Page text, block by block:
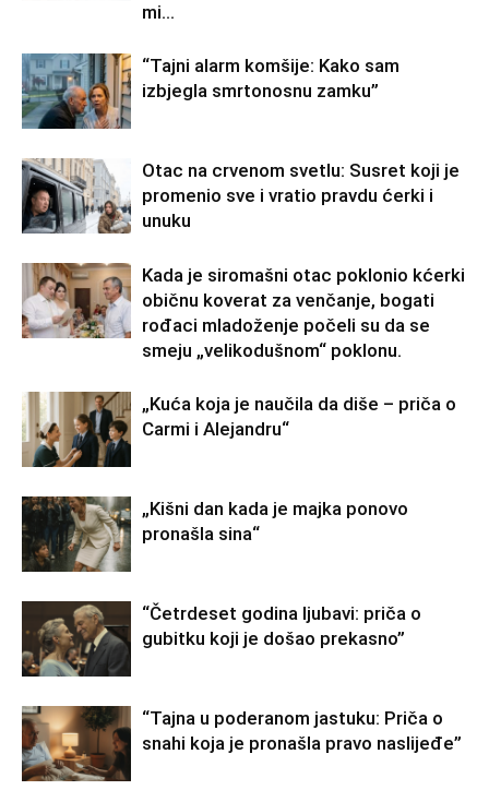
mi...
“Tajni alarm komšije: Kako sam
izbjegla smrtonosnu zamku”
Otac na crvenom svetlu: Susret koji je
promenio sve i vratio pravdu ćerki i
unuku
Kada je siromašni otac poklonio kćerki
običnu koverat za venčanje, bogati
rođaci mladoženje počeli su da se
smeju „velikodušnom“ poklonu.
„Kuća koja je naučila da diše – priča o
Carmi i Alejandru“
„Kišni dan kada je majka ponovo
pronašla sina“
“Četrdeset godina ljubavi: priča o
gubitku koji je došao prekasno”
“Tajna u poderanom jastuku: Priča o
snahi koja je pronašla pravo naslijeđe”